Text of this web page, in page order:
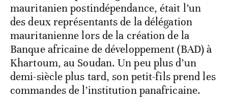
mauritanien postindépendance, était l’un
des deux représentants de la délégation
mauritanienne lors de la création de la
Banque africaine de développement (BAD) à
Khartoum, au Soudan. Un peu plus d’un
demi-siècle plus tard, son petit-fils prend les
commandes de l’institution panafricaine.